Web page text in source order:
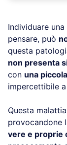
Individuare una
pensare, può
questa
non presenta
con una
impercettibile
Questa
provocandone
vere e proprie